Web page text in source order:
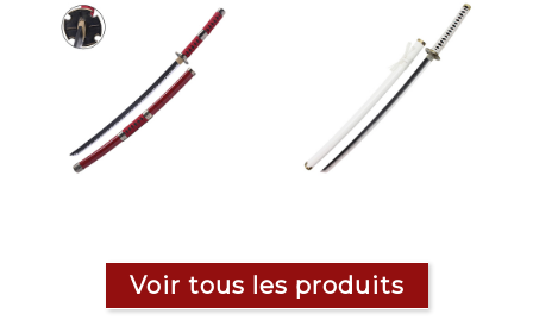
Voir tous les produits